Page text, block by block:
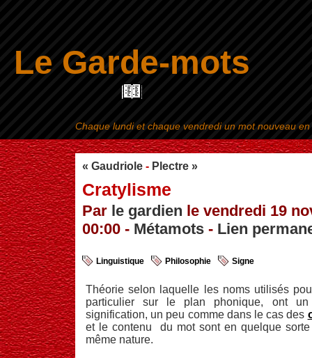
Le Garde-mots
Aller au contenu|
« Gaudriole - Plectre »
Cratylisme
Par le gardien le vendredi 19
00:00 - Métamots - Lien
Linguistique Philosophie Signe
Théorie selon laquelle les noms utilisés
particulier sur le plan phonique, ont
signification, un peu comme dans le cas des
et le contenu du mot sont en quelque
même nature.
Chaque lundi et chaque vendredi un mot nouveau